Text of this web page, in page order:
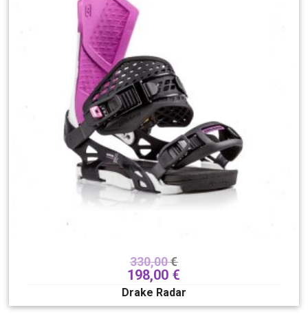
330,00€
198,00 €
Drake Radar